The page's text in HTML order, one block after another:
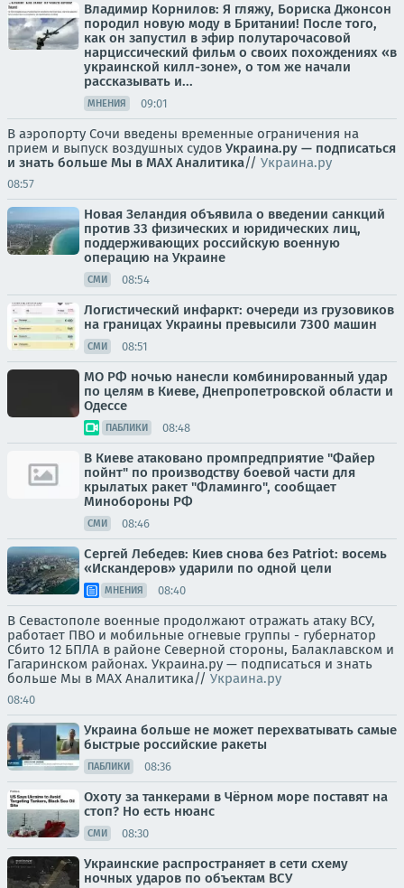
Владимир Корнилов: Я гляжу, Бориска Джонсон
породил новую моду в Британии! После того,
как он запустил в эфир полутарочасовой
нарциссический фильм о своих похождениях «в
украинской килл-зоне», о том же начали
рассказывать и...
МНЕНИЯ 09:01
В аэропорту Сочи введены временные ограничения на
прием и выпуск воздушных судов Украина.ру — подписаться
и знать больше Мы в MAX Аналитика// Украина.ру
08:57
Новая Зеландия объявила о введении санкций
против 33 физических и юридических лиц,
поддерживающих российскую военную
операцию на Украине
СМИ 08:54
Логистический инфаркт: очереди из грузовиков
на границах Украины превысили 7300 машин
СМИ 08:51
МО РФ ночью нанесли комбинированный удар
по целям в Киеве, Днепропетровской области и
Одессе
ПАБЛИКИ 08:48
В Киеве атаковано промпредприятие "Файер
пойнт" по производству боевой части для
крылатых ракет "Фламинго", сообщает
Минобороны РФ
СМИ 08:46
Сергей Лебедев: Киев снова без Patriot: восемь
«Искандеров» ударили по одной цели
МНЕНИЯ 08:40
В Севастополе военные продолжают отражать атаку ВСУ,
работает ПВО и мобильные огневые группы - губернатор
Сбито 12 БПЛА в районе Северной стороны, Балаклавском и
Гагаринском районах. Украина.ру — подписаться и знать
больше Мы в MAX Аналитика// Украина.ру
08:40
Украина больше не может перехватывать самые
быстрые российские ракеты
ПАБЛИКИ 08:36
Охоту за танкерами в Чёрном море поставят на
стоп? Но есть нюанс
СМИ 08:30
Украинские распространяет в сети схему
ночных ударов по объектам ВСУ